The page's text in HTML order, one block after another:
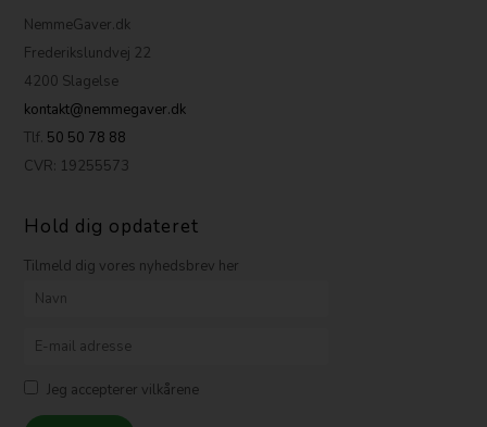
NemmeGaver.dk
Frederikslundvej 22
4200 Slagelse
kontakt@nemmegaver.dk
Tlf. 50 50 78 88
CVR: 19255573
Hold dig opdateret
Tilmeld dig vores nyhedsbrev her
Jeg accepterer vilkårene